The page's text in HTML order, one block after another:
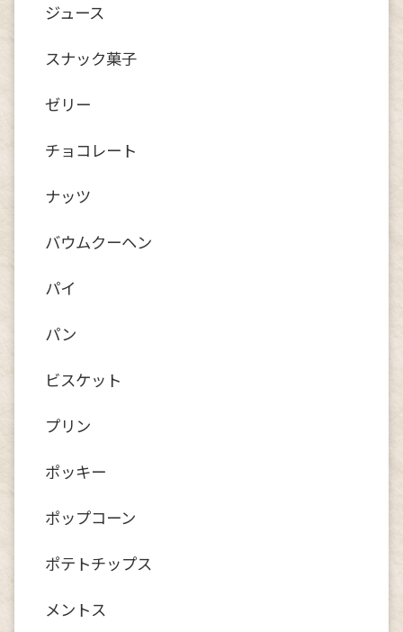
ジュース
スナック菓子
ゼリー
チョコレート
ナッツ
バウムクーヘン
パイ
パン
ビスケット
プリン
ポッキー
ポップコーン
ポテトチップス
メントス